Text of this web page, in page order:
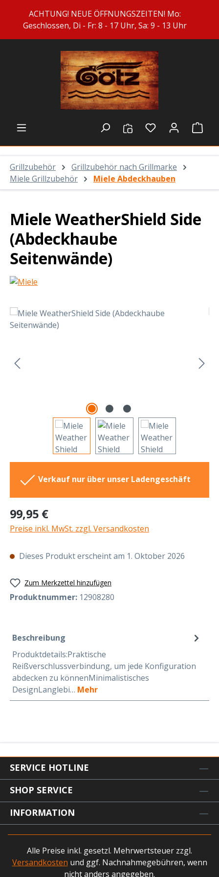
Zum Hauptinhalt springen
ACHTUNG! NEUE ÖFFNUNGSZEITEN! Mo:
Geschlossen, Di - Fr: 8 - 17 Uhr, Sa: 9 - 13 Uhr
Du hast 0
Grillzubehör
Grillzubehör nach Grillmarke
Miele Grillzubehör
Miele Abdeckhauben
Miele WeatherShield Side
(Abdeckhaube
Seitenwände)
Bildergalerie überspringen
Verkauf nur über unser Ladengeschäft
Regulärer Preis:
99,95 €
Preise inkl. MwSt. zzgl. Versandkosten
Dieses Produkt erscheint am 1. Oktober 2026
Zum Merkzettel hinzufügen
Produktnummer: 12908280
Beschreibung
Produktdetails:Praktische
Reißverschlussverbindung, um jede Konfiguration
abdecken zu könnenMinimalistisches
DesignLanglebi… Mehr
SERVICE HOTLINE
SHOP SERVICE
INFORMATION
Alle Preise inkl. gesetzl. Mehrwertsteuer zzgl.
Versandkosten und ggf. Nachnahmegebühren, wenn
nicht anders angegeben.